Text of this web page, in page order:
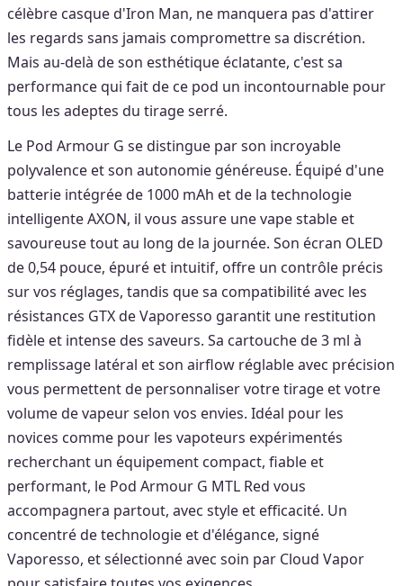
célèbre casque d'Iron Man, ne manquera pas d'attirer
les regards sans jamais compromettre sa discrétion.
Mais au-delà de son esthétique éclatante, c'est sa
performance qui fait de ce pod un incontournable pour
tous les adeptes du tirage serré.
Le Pod Armour G se distingue par son incroyable
polyvalence et son autonomie généreuse. Équipé d'une
batterie intégrée de 1000 mAh et de la technologie
intelligente AXON, il vous assure une vape stable et
savoureuse tout au long de la journée. Son écran OLED
de 0,54 pouce, épuré et intuitif, offre un contrôle précis
sur vos réglages, tandis que sa compatibilité avec les
résistances GTX de Vaporesso garantit une restitution
fidèle et intense des saveurs. Sa cartouche de 3 ml à
remplissage latéral et son airflow réglable avec précision
vous permettent de personnaliser votre tirage et votre
volume de vapeur selon vos envies. Idéal pour les
novices comme pour les vapoteurs expérimentés
recherchant un équipement compact, fiable et
performant, le Pod Armour G MTL Red vous
accompagnera partout, avec style et efficacité. Un
concentré de technologie et d'élégance, signé
Vaporesso, et sélectionné avec soin par Cloud Vapor